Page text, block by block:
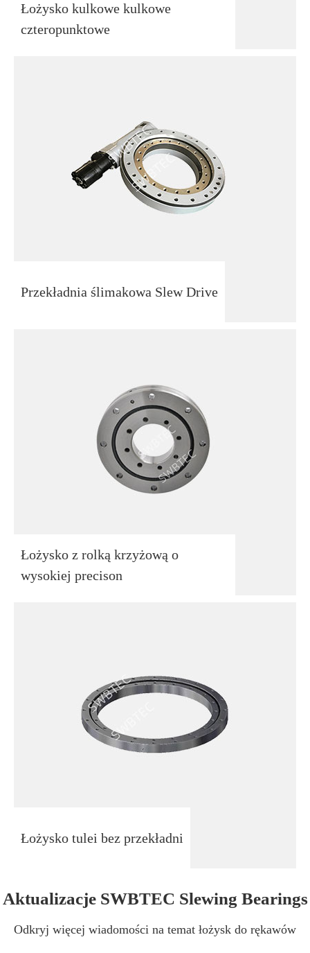
Łożysko kulkowe kulkowe
czteropunktowe
Przekładnia ślimakowa Slew Drive
Łożysko z rolką krzyżową o
wysokiej precison
Łożysko tulei bez przekładni
Aktualizacje SWBTEC Slewing Bearings
Odkryj więcej wiadomości na temat łożysk do rękawów